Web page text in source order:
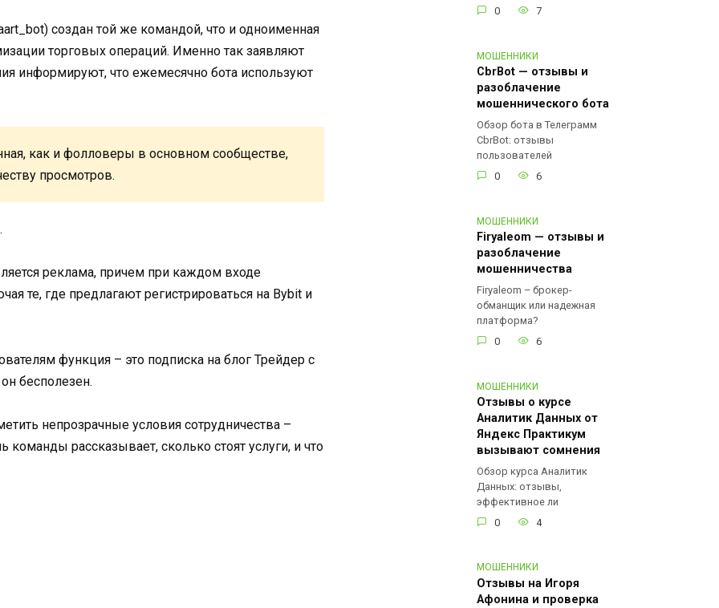
создан той же командой, что и одноименная
торговых операций. Именно так заявляют
информируют, что ежемесячно бота используют
как и фолловеры в основном сообществе,
просмотров.
реклама, причем при каждом входе
те, где предлагают регистрироваться на Bybit и
функция – это подписка на блог Трейдер с
бесполезен.
непрозрачные условия сотрудничества –
рассказывает, сколько стоят услуги, и что
0
7
МОШЕННИКИ
CbrBot — отзывы и
разоблачение
мошеннического бота
Обзор бота в Телеграмм
CbrBot: отзывы
пользователей
0
6
МОШЕННИКИ
Firyaleom — отзывы и
разоблачение
мошенничества
Firyaleom – брокер-
обманщик или надежная
платформа?
0
6
МОШЕННИКИ
Отзывы о курсе
Аналитик Данных от
Яндекс Практикум
вызывают сомнения
Обзор курса Аналитик
Данных: отзывы,
эффективное ли
0
4
МОШЕННИКИ
Отзывы на Игоря
Афонина и проверка